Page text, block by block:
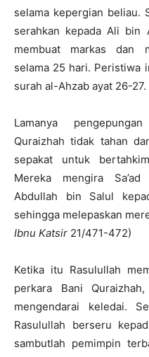
selama kepergian beliau.
serahkan kepada Ali bin
membuat markas dan
selama 25 hari. Peristiwa
surah al-Ahzab ayat 26-27.
Lamanya
Quraizhah tidak tahan
sepakat untuk
Mereka mengira
Abdullah bin Salul
sehingga melepaskan
Ibnu Katsir 21/471-472)
Ketika itu Rasulullah
perkara Bani
mengendarai keledai.
Rasulullah berseru
sambutlah pemimpin